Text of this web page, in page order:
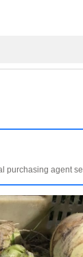
purchasing agent